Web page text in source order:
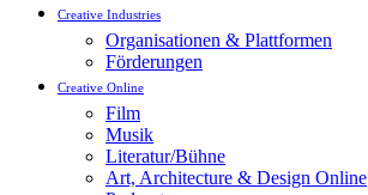
Creative Industries
Organisationen & Plattformen
Förderungen
Creative Online
Film
Musik
Literatur/Bühne
Art, Architecture & Design Online